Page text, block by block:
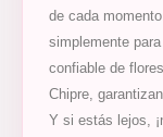
de cada
simplemente
confiable de
Chipre,
Y si estás lejos,